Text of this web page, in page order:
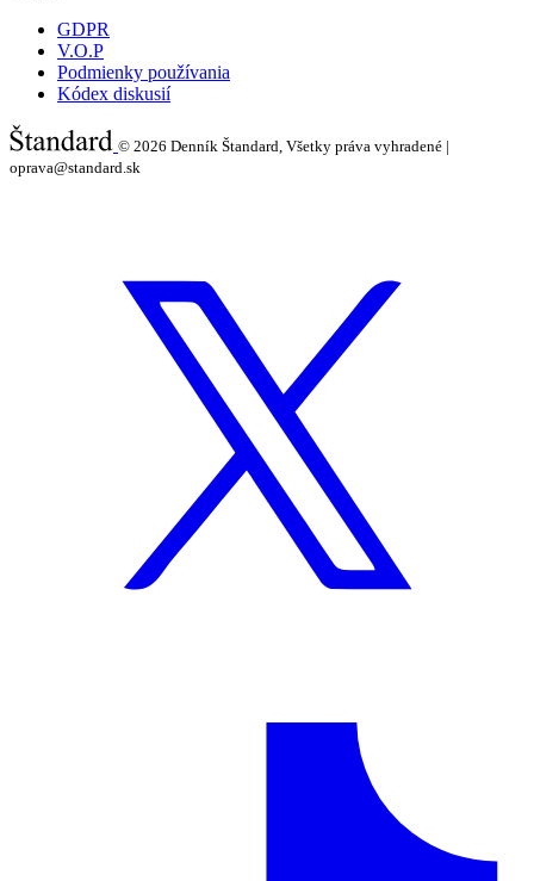
GDPR
V.O.P
Podmienky používania
Kódex diskusií
© 2026 Denník Štandard, Všetky práva vyhradené |
oprava@standard.sk